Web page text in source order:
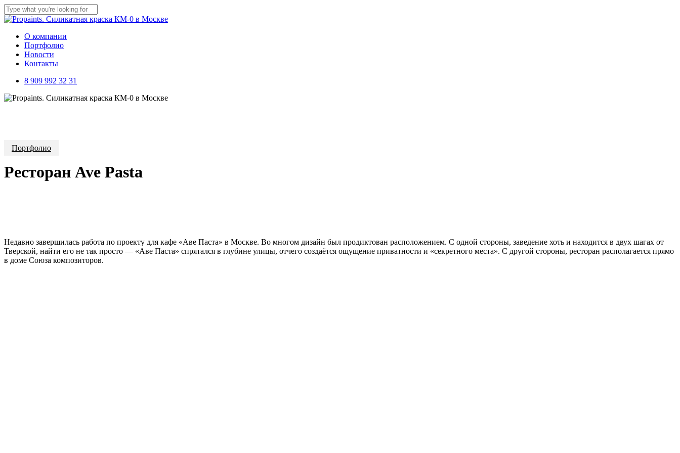
Skip
to
content
Close
Menu
О компании
Портфолио
Новости
Контакты
8 909 992 32 31
Портфолио
Ресторан Ave Pasta
Недавно завершилась работа по проекту для кафе «Аве Паста» в Москве. Во многом дизайн был продиктован расположением. С одной стороны, заведение хоть и находится в двух шагах от
Тверской, найти его не так просто — «Аве Паста» спрятался в глубине улицы, отчего создаётся ощущение приватности и «секретного места». С другой стороны, ресторан располагается прямо
в доме Союза композиторов.